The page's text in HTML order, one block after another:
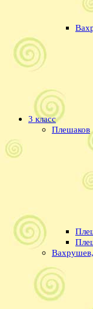
3 класс
Плешаков